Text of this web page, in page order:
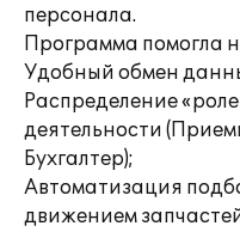
персонала.
Программа помогла
Удобный обмен
Распределение
деятельности
Бухгалтер);
Автоматизация
движением